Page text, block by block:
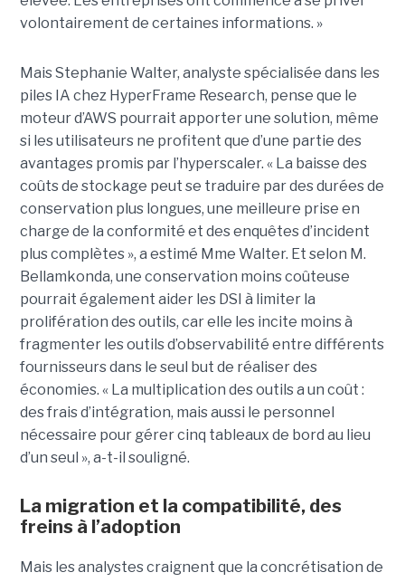
volontairement de certaines informations. »
Mais Stephanie Walter, analyste spécialisée dans les
piles IA chez HyperFrame Research, pense que le
moteur d’AWS pourrait apporter une solution, même
si les utilisateurs ne profitent que d’une partie des
avantages promis par l’hyperscaler. « La baisse des
coûts de stockage peut se traduire par des durées de
conservation plus longues, une meilleure prise en
charge de la conformité et des enquêtes d’incident
plus complètes », a estimé Mme Walter. Et selon M.
Bellamkonda, une conservation moins coûteuse
pourrait également aider les DSI à limiter la
prolifération des outils, car elle les incite moins à
fragmenter les outils d’observabilité entre différents
fournisseurs dans le seul but de réaliser des
économies. « La multiplication des outils a un coût :
des frais d’intégration, mais aussi le personnel
nécessaire pour gérer cinq tableaux de bord au lieu
d’un seul », a-t-il souligné.
La migration et la compatibilité, des
freins à l’adoption
Mais les analystes craignent que la concrétisation de